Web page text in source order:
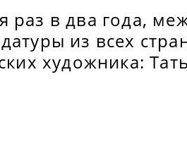
раз в два года,
из всех
художника: